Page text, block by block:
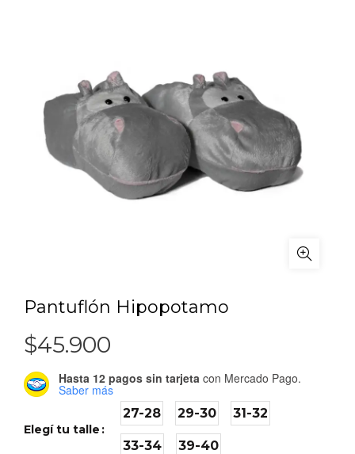
Pantuflón Hipopotamo
$45.900
Hasta 12 pagos sin tarjeta con Mercado Pago.
Saber más
Elegí tu talle
27-28 29-30 31-32
33-34 39-40